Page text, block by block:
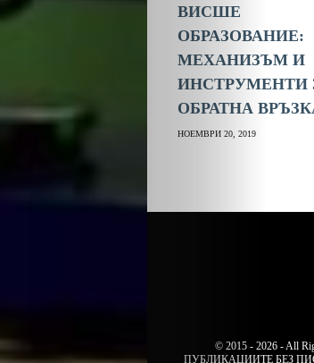
ВИСШЕ
ОБРАЗОВАНИЕ:
МЕХАНИЗЪМ И
ИНСТРУМЕНТИ
ОБРАТНА
НОЕМВРИ 20, 2019
© 2015 - 2026 - All
ПУБЛИКАЦИИТЕ БЕЗ